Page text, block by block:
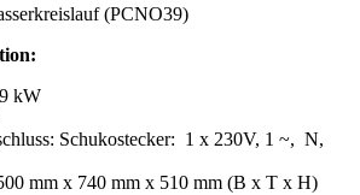
(PCNO39)
kW
Schukostecker: 1 x 230V, 1 ~, N,
mm x 740 mm x 510 mm (B x T x H)